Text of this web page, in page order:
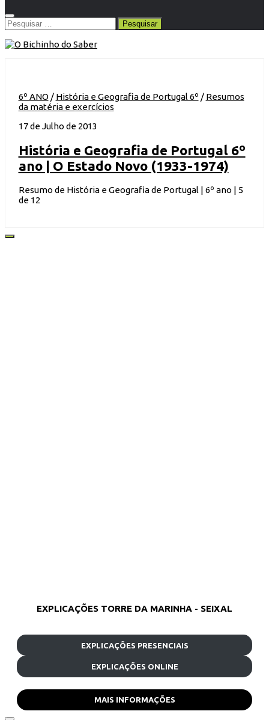
Pesquisar
por:
6º ANO / História e Geografia de Portugal 6º / Resumos
da matéria e exercícios
17 de Julho de 2013
História e Geografia de Portugal 6º
ano | O Estado Novo (1933-1974)
Resumo de História e Geografia de Portugal | 6º ano | 5
de 12
EXPLICAÇÕES TORRE DA MARINHA - SEIXAL
EXPLICAÇÕES PRESENCIAIS
EXPLICAÇÕES ONLINE
MAIS INFORMAÇÕES